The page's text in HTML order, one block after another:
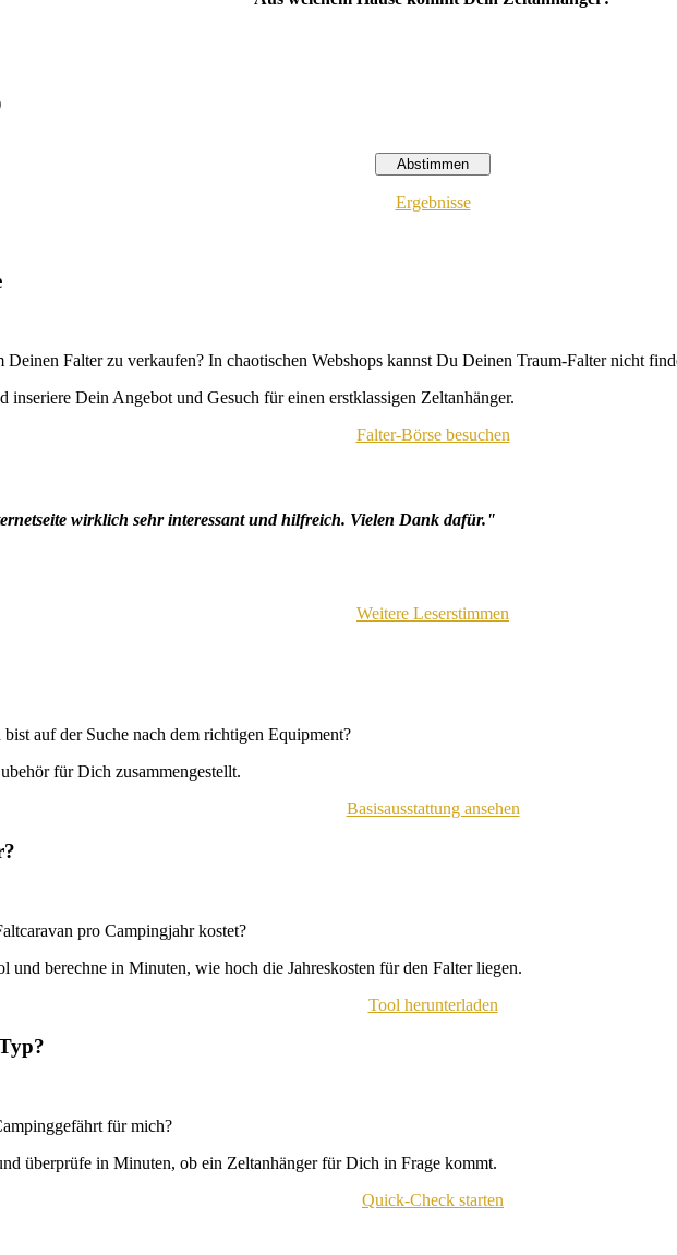
Ergebnisse
Falter zu verkaufen? In chaotischen Webshops kannst Du Deinen Traum-Falter nicht
inseriere Dein Angebot und Gesuch für einen erstklassigen Zeltanhänger.
Falter-Börse besuchen
wirklich sehr interessant und hilfreich. Vielen Dank dafür."
Weitere Leserstimmen
auf der Suche nach dem richtigen Equipment?
für Dich zusammengestellt.
Basisausstattung ansehen
pro Campingjahr kostet?
und berechne in Minuten, wie hoch die Jahreskosten für den Falter liegen.
Tool herunterladen
für mich?
überprüfe in Minuten, ob ein Zeltanhänger für Dich in Frage kommt.
Quick-Check starten